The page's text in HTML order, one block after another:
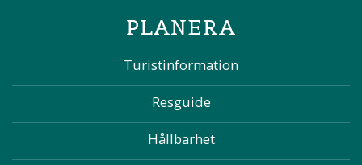
PLANERA
Turistinformation
Resguide
Hållbarhet